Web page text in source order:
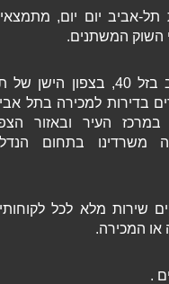
תל-אביב יום יום, מתמצאים
המשתנים.
המשרד ממוקם משנת 2009 ברחוב בזל 40, בצפון הישן של תל
בדירות למכירה בתל אביב
העיר ובאזור הצפון
בתחום הנדל"ן
מלא לכל לקוחותינו
המכירה.
.